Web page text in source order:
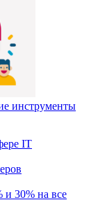
инструменты
IT
и 30% на все